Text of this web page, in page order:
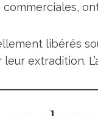
libérés
extradition.